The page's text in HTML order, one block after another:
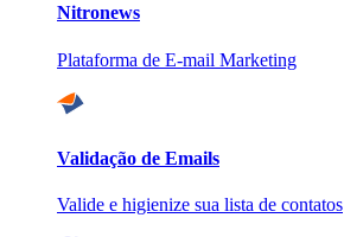
Nitronews
Plataforma de E-mail Marketing
Validação de Emails
Valide e higienize sua lista de contatos